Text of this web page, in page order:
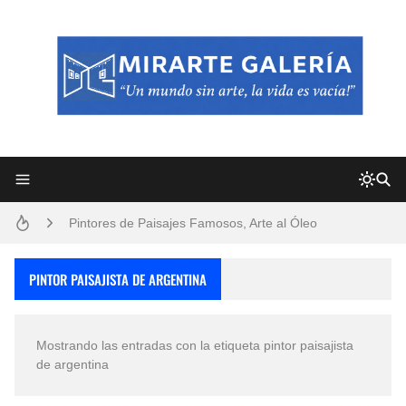
Pintores de Paisajes Famosos, Arte al Óleo
PINTOR PAISAJISTA DE ARGENTINA
Mostrando las entradas con la etiqueta pintor paisajista
de argentina